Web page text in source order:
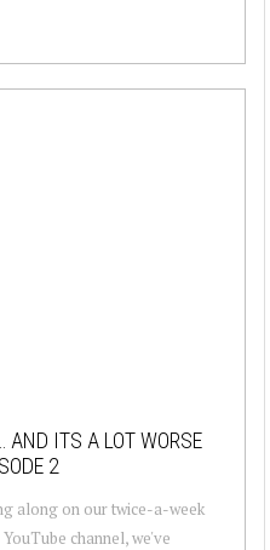
AND ITS A LOT WORSE
2
along on our twice-a-week
channel, we've